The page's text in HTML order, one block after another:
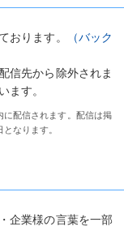
おります。
（バック
信先から除外されま
ます。
に配信されます。配信は掲
なります。
企業様の言葉を一部